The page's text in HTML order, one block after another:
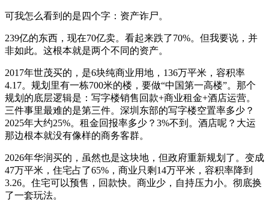
可我怎么看到的是四个字：资产诈尸。
239亿的东西，现在70亿卖。看起来跌了70%。但我要说，并
非如此。这根本就是两个不同的资产。
2017年世茂买的，是6块纯商业用地，136万平米，容积率
4.17。规划里有一栋700米的楼，要做“中国第一高楼”。那个
规划的底层逻辑是：写字楼销售回款+商业租金+酒店运营。
三件事里最难的是第三件。深圳东部的写字楼空置率多少？
2025年大约25%。租金回报率多少？3%不到。酒店呢？大运
那边根本就没有像样的商务客群。
2026年华润买的，虽然也是这块地，但政府重新规划了。变成
47万平米，住宅占了65%，商业只剩14万平米，容积率降到
3.26。住宅可以预售，回款快。商业少，自持压力小。彻底换
了一套玩法。